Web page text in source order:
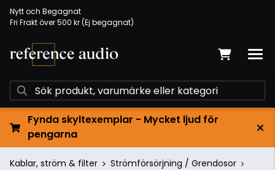
Nytt och Begagnat
Fri Frakt över 500 kr (Ej begagnat)
Fynda skyltexemplar - Mycket ljud för
pengarna
Kablar, ström & filter
Strömförsörjning / Grendosor